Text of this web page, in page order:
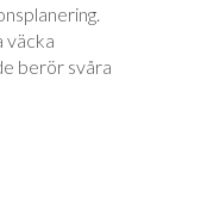
väcka
berör svåra